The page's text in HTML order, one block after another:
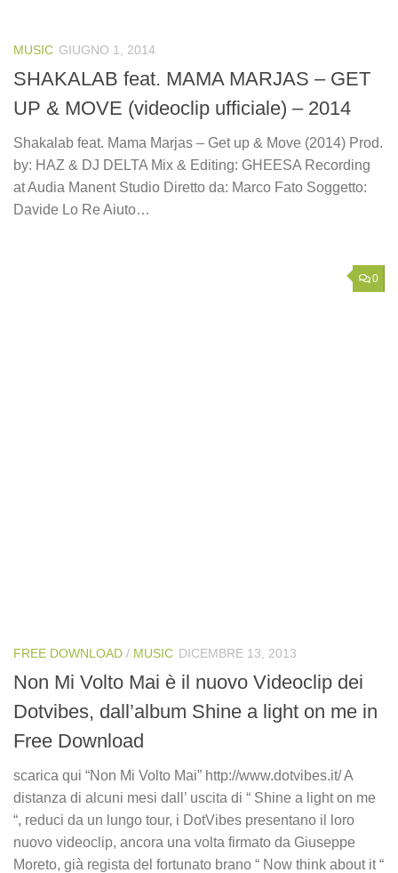
MUSIC GIUGNO 1, 2014
SHAKALAB feat. MAMA MARJAS – GET
UP & MOVE (videoclip ufficiale) – 2014
Shakalab feat. Mama Marjas – Get up & Move (2014) Prod.
by: HAZ & DJ DELTA Mix & Editing: GHEESA Recording
at Audia Manent Studio Diretto da: Marco Fato Soggetto:
Davide Lo Re Aiuto…
0
FREE DOWNLOAD / MUSIC DICEMBRE 13, 2013
Non Mi Volto Mai è il nuovo Videoclip dei
Dotvibes, dall’album Shine a light on me in
Free Download
scarica qui “Non Mi Volto Mai” http://www.dotvibes.it/ A
distanza di alcuni mesi dall’ uscita di “ Shine a light on me
“, reduci da un lungo tour, i DotVibes presentano il loro
nuovo videoclip, ancora una volta firmato da Giuseppe
Moreto, già regista del fortunato brano “ Now think about it “